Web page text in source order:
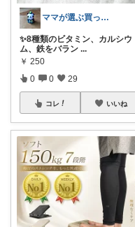
ママが選ぶ買ってよかった🌸育児🌸防災
✨8種類のビタミン、カルシウ
ム、鉄をバラン ...
￥ 250
0 0 29
コレ いいね